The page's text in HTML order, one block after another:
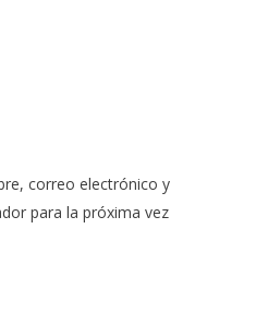
correo electrónico y
para la próxima vez